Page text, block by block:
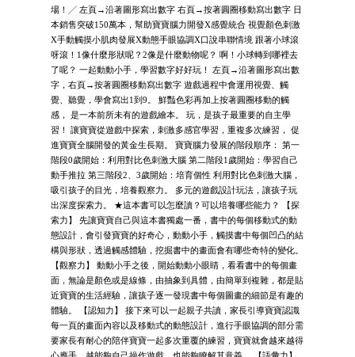
場！╱ 左頁→沿著圖形寫出數字 右頁→按著圓圈移動寫出數字 日
本銷售突破150萬本，幫助寶寶腦力開發Χ感覺統合 視覺顏色刺激
Χ手動觸摸小肌肉發展Χ動態手眼協調Χ口說串聯情境 跟著小球滾
呀滾！1像什麼形狀呢？2像是什麼動物呢？ 啊！小球轉到哪裡去
了呢？ 一起動動小手，學習數字好好玩！ 左頁→沿著圖形寫出數
字，右頁→按著圓圈移動寫出數字 遊戲過程中會運用視覺、觸
覺、聽覺，學會寫出1到9。 鮮豔色彩再加上按著圓圈移動的觸
感， 是一本前所未有的遊戲繪本。 玩，是孩子最重要的自主學
習！ 讓寶寶從遊戲中探索，刺激多感官學習，重複多次練習， 促
進寶寶全腦開發的黃金生長期。 寶寶腦力發展的階段順序： 第一
階段0歲開始：利用對比色刺激大腦 第二階段1歲開始：學習自己
動手推拉 第三階段2、3歲開始：培育個性 利用對比色刺激大腦，
吸引孩子的目光，培養觀察力。 多元的遊戲設計玩法，讓孩子玩
出深度探索力。 ★這本書可以怎麼讀？可以培養哪些能力？ 【探
索力】 先讓寶寶自己與這本書獨處一番，書中的每個移動式的動
態設計，會引發寶寶的好奇心，動動小手，觸摸書中每個凹凸的結
構與形狀，透過觸感體驗，挖掘書中的畫面會有哪些奇特的變化。
【觀察力】 動動小手之後，開始動動小眼睛，看看書中的每個畫
面，無論是顏色或是線條，由抽象到具體，由簡單到複雜，都是貼
近寶寶的生活經驗，讓孩子逐一發現書中每個圖畫的細節是有趣的
體驗。 【認知力】 接下來可以一起親子共讀，家長引導寶寶認識
每一頁的畫面內容以及移動式的動態設計，進行手眼協調的部分需
要家長有耐心的陪伴寶寶一起多次重覆的練習，寶寶就會越來越得